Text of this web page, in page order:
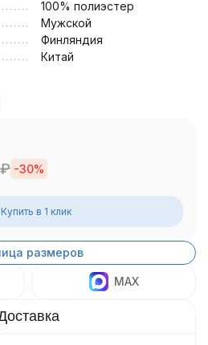
100% полиэстер
Мужской
Финляндия
Китай
₽ -30%
Купить в 1 клик
размеров
MAX